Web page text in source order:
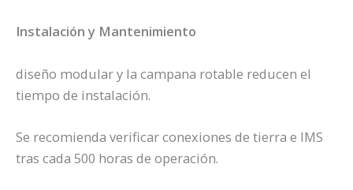
Instalación y Mantenimiento
diseño modular y la campana rotable reducen el
tiempo de instalación.
Se recomienda verificar conexiones de tierra e IMS
tras cada 500 horas de operación.